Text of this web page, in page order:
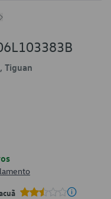
Tiguan